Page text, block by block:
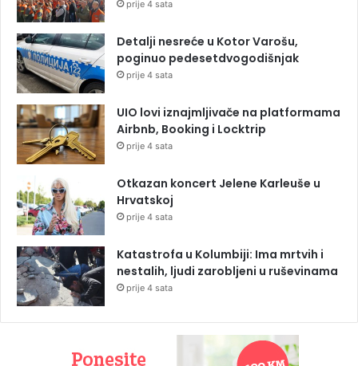
prije 4 sata
Detalji nesreće u Kotor Varošu,
poginuo pedesetdvogodišnjak
prije 4 sata
UIO lovi iznajmljivače na platformama
Airbnb, Booking i Locktrip
prije 4 sata
Otkazan koncert Jelene Karleuše u
Hrvatskoj
prije 4 sata
Katastrofa u Kolumbiji: Ima mrtvih i
nestalih, ljudi zarobljeni u ruševinama
prije 4 sata